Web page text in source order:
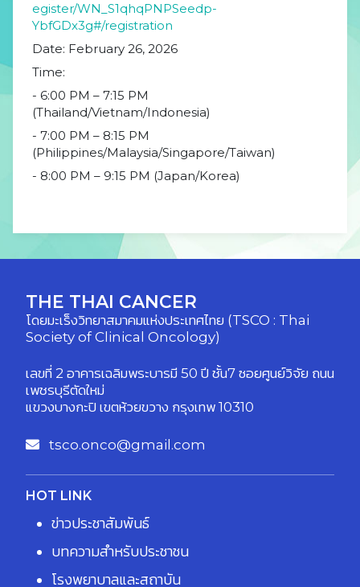
egister/WN_S1qhqPNPSeedp-
YbfGDx3g#/registration
Date: February 26, 2026
Time:
- 6:00 PM – 7:15 PM
(Thailand/Vietnam/Indonesia)
- 7:00 PM – 8:15 PM
(Philippines/Malaysia/Singapore/Taiwan)
- 8:00 PM – 9:15 PM (Japan/Korea)
THE THAI CANCER
โดยมะเร็งวิทยาสมาคมแห่งประเทศไทย (TSCO : Thai
Society of Clinical Oncology)
เลขที่ 2 อาคารเฉลิมพระบารมี 50 ปี ชั้น7 ซอยศูนย์วิจัย ถนน
เพชรบุรีตัดใหม่
แขวงบางกะปิ เขตห้วยขวาง กรุงเทพ 10310
tsco.onco@gmail.com
HOT LINK
ข่าวประชาสัมพันธ์
บทความสำหรับประชาชน
โรงพยาบาลและสถาบัน